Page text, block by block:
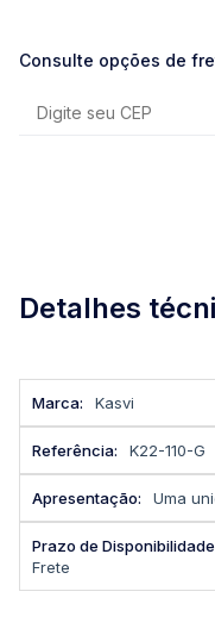
Consulte opções de
Detalhes
Kasvi
K22-110-G
Uma
Frete